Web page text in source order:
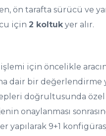
ön tarafta sürücü ve
için 2 koltukyer alır.
için öncelikle
dair bir değerlendirme
doğrultusunda
onaylanması
yapılarak 9+1